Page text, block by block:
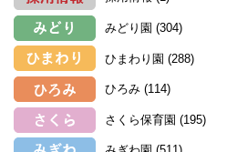
みどり園 (304)
ひまわり園 (288)
ひろみ (114)
さくら保育園 (195)